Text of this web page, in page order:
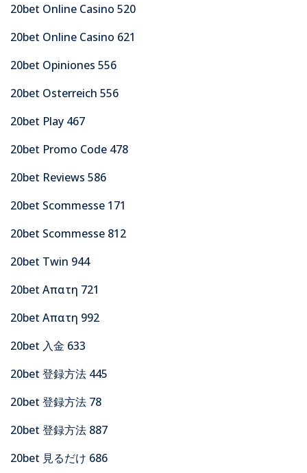
20bet Online Casino 520
20bet Online Casino 621
20bet Opiniones 556
20bet Osterreich 556
20bet Play 467
20bet Promo Code 478
20bet Reviews 586
20bet Scommesse 171
20bet Scommesse 812
20bet Twin 944
20bet Απατη 721
20bet Απατη 992
20bet 入金 633
20bet 登録方法 445
20bet 登録方法 78
20bet 登録方法 887
20bet 見るだけ 686